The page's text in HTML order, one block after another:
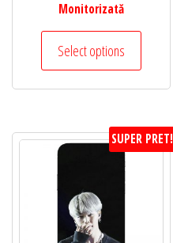
Monitorizată
Select options
SUPER PRET!